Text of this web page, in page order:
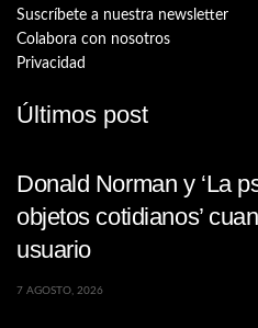
Suscríbete a nuestra newsletter
Colabora con nosotros
Privacidad
Últimos post
Donald Norman y ‘La
objetos cotidianos’
usuario
7 AGOSTO, 2026